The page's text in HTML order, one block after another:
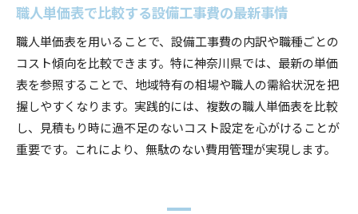
職人単価表で比較する設備工事費の最新事情
職人単価表を用いることで、設備工事費の内訳や職種ごとの
コスト傾向を比較できます。特に神奈川県では、最新の単価
表を参照することで、地域特有の相場や職人の需給状況を把
握しやすくなります。実践的には、複数の職人単価表を比較
し、見積もり時に過不足のないコスト設定を心がけることが
重要です。これにより、無駄のない費用管理が実現します。